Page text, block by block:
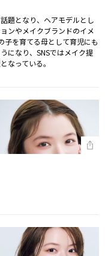
題となり、ヘアモデルとし
ンやメイクブランドのイメ
子を育てる母として育児にも
になり、SNSではメイク提
なっている。